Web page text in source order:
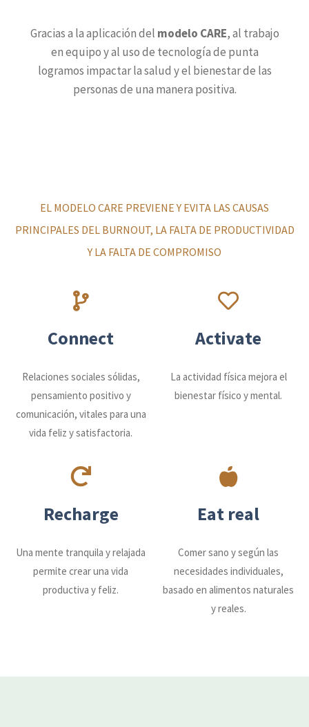
Gracias a la aplicación del modelo CARE, al trabajo
en equipo y al uso de tecnología de punta
logramos impactar la salud y el bienestar de las
personas de una manera positiva.
EL MODELO CARE PREVIENE Y EVITA LAS CAUSAS
PRINCIPALES DEL BURNOUT, LA FALTA DE PRODUCTIVIDAD
Y LA FALTA DE COMPROMISO
Connect
Relaciones sociales sólidas,
pensamiento positivo y
comunicación, vitales para una
vida feliz y satisfactoria.
Activate
La actividad física mejora el
bienestar físico y mental.
Recharge
Una mente tranquila y relajada
permite crear una vida
productiva y feliz.
Eat real
Comer sano y según las
necesidades individuales,
basado en alimentos naturales
y reales.